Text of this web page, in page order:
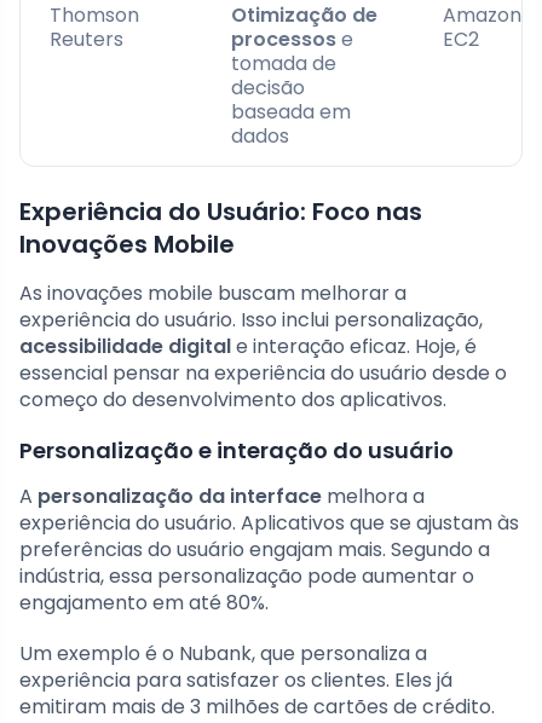
Thomson
Reuters
Otimização de
processose
tomada de
decisão
baseada em
dados
Amazon
EC2
Experiência do Usuário: Foco nas
Inovações Mobile
As inovações mobile buscam melhorar a
experiência do usuário. Isso inclui personalização,
acessibilidade digitale interação eficaz. Hoje, é
essencial pensar na experiência do usuário desde o
começo do desenvolvimento dos aplicativos.
Personalização e interação do usuário
A personalização da interface melhora a
experiência do usuário. Aplicativos que se ajustam às
preferências do usuário engajam mais. Segundo a
indústria, essa personalização pode aumentar o
engajamento em até 80%.
Um exemplo é o Nubank, que personaliza a
experiência para satisfazer os clientes. Eles já
emitiram mais de 3 milhões de cartões de crédito.